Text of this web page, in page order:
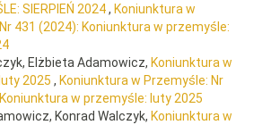
SIERPIEŃ 2024, Koniunktura w
431 (2024): Koniunktura w przemyśle:
Elżbieta Adamowicz, Koniunktura w
2025 , Koniunktura w Przemyśle: Nr
w przemyśle: luty 2025
Konrad Walczyk, Koniunktura w